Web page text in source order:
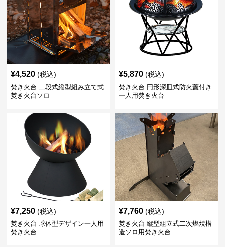
¥4,520 (税込)
焚き火台 二段式縦型組み立て式
焚き火台ソロ
¥5,870 (税込)
焚き火台 円形深皿式防火蓋付き
一人用焚き火台
¥7,250 (税込)
焚き火台 球体型デザイン一人用
焚き火台
¥7,760 (税込)
焚き火台 縦型組立式二次燃焼構
造ソロ用焚き火台